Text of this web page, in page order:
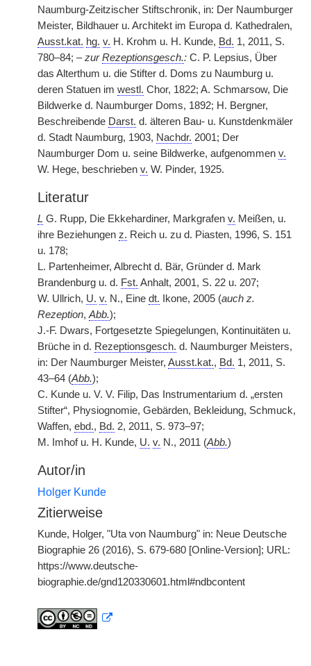
Naumburg-Zeitzischer Stiftschronik, in: Der Naumburger
Meister, Bildhauer u. Architekt im Europa d. Kathedralen,
Ausst.kat. hg. v. H. Krohm u. H. Kunde, Bd. 1, 2011, S.
780–84; –zurRezeptionsgesch.: C. P. Lepsius, Über
das Alterthum u. die Stifter d. Doms zu Naumburg u.
deren Statuen im westl. Chor, 1822; A. Schmarsow, Die
Bildwerke d. Naumburger Doms, 1892; H. Bergner,
Beschreibende Darst. d. älteren Bau- u. Kunstdenkmäler
d. Stadt Naumburg, 1903, Nachdr. 2001; Der
Naumburger Dom u. seine Bildwerke, aufgenommen v.
W. Hege, beschrieben v. W. Pinder, 1925.
Literatur
L G. Rupp, Die Ekkehardiner, Markgrafen v. Meißen, u.
ihre Beziehungen z. Reich u. zu d. Piasten, 1996, S. 151
u. 178;
L. Partenheimer, Albrecht d. Bär, Gründer d. Mark
Brandenburg u. d. Fst. Anhalt, 2001, S. 22 u. 207;
W. Ullrich, U. v. N., Eine dt. Ikone, 2005 (auch z.
Rezeption, Abb.);
J.-F. Dwars, Fortgesetzte Spiegelungen, Kontinuitäten u.
Brüche in d. Rezeptionsgesch. d. Naumburger Meisters,
in: Der Naumburger Meister, Ausst.kat., Bd. 1, 2011, S.
43–64 (Abb.);
C. Kunde u. V. V. Filip, Das Instrumentarium d. „ersten
Stifter“, Physiognomie, Gebärden, Bekleidung, Schmuck,
Waffen, ebd., Bd. 2, 2011, S. 973–97;
M. Imhof u. H. Kunde, U. v. N., 2011 (Abb.)
Autor/in
Holger Kunde
Zitierweise
Kunde, Holger, "Uta von Naumburg" in: Neue Deutsche
Biographie 26 (2016), S. 679-680 [Online-Version]; URL:
https://www.deutsche-
biographie.de/gnd120330601.html#ndbcontent